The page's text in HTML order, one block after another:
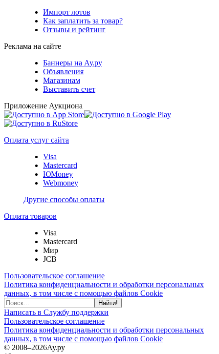
Импорт лотов
Как заплатить за товар?
Отзывы и рейтинг
Реклама на сайте
Баннеры на Ау.ру
Объявления
Магазинам
Выставить счет
Приложение Аукциона
Оплата услуг сайта
Visa
Mastercard
ЮMoney
Webmoney
Другие способы оплаты
Оплата товаров
Visa
Mastercard
Мир
JCB
Пользовательское соглашение
Политика конфиденциальности и обработки персональных
данных, в том числе с помощью файлов Cookie
Найти!
Написать в Службу поддержки
Пользовательское соглашение
Политика конфиденциальности и обработки персональных
данных, в том числе с помощью файлов Cookie
© 2008–2026Ау.ру